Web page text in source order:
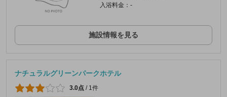
入浴料金：-
施設情報を見る
ナチュラルグリーンパークホテル
3.0点 / 1件